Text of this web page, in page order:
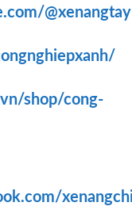
@xenangtay
shop/cong-